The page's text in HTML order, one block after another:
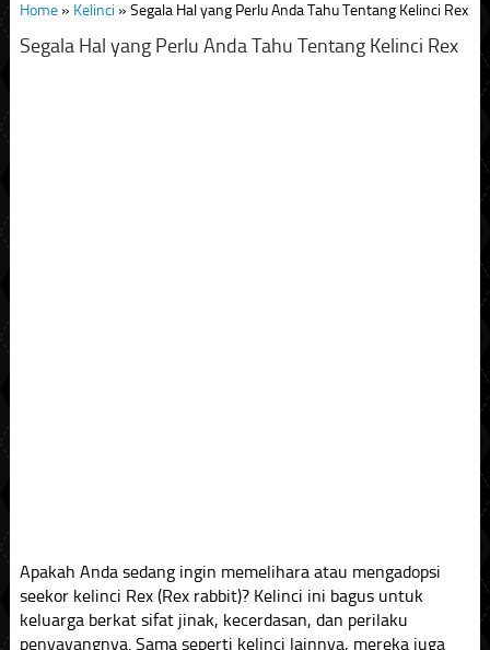
Home» Kelinci » Segala Hal yang Perlu Anda Tahu Tentang Kelinci Rex
Segala Hal yang Perlu Anda Tahu Tentang Kelinci Rex
Apakah Anda sedang ingin memelihara atau mengadopsi
seekor kelinci Rex (Rex rabbit)? Kelinci ini bagus untuk
keluarga berkat sifat jinak, kecerdasan, dan perilaku
penyayangnya. Sama seperti kelinci lainnya, mereka juga